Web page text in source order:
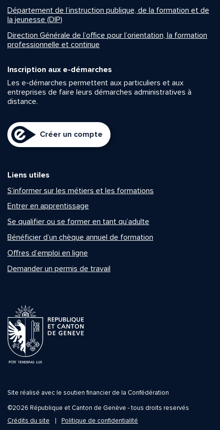
Département de l’instruction publique, de la formation et de
la jeunesse (DIP)
Direction Générale de l’office pour l’orientation, la formation
professionnelle et continue
Inscription aux e-démarches
Les e-démarches permettent aux particuliers et aux
entreprises de faire leurs démarches administratives à
distance.
Créer un compte
Liens utiles
S’informer sur les métiers et les formations
Entrer en apprentissage
Se qualifier ou se former en tant qu’adulte
Bénéficier d’un chèque annuel de formation
Offres d’emploi en ligne
Demander un permis de travail
Site réalisé avec le soutien financier de la Confédération
©2026 République et Canton de Genève - tous droits reservés
Crédits du site
Politique de confidentialité